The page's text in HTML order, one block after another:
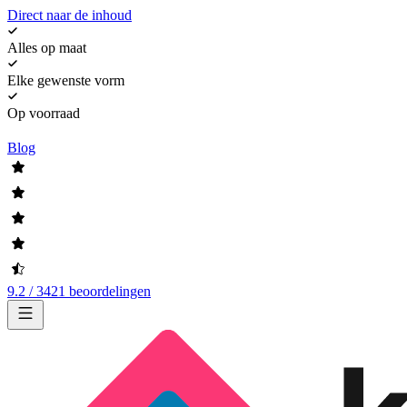
Direct naar de inhoud
Alles op maat
Elke gewenste vorm
Op voorraad
Blog
9.2 / 3421 beoordelingen